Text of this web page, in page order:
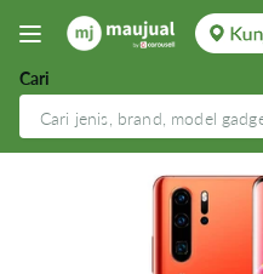
Cari
Huawei P30 Pro